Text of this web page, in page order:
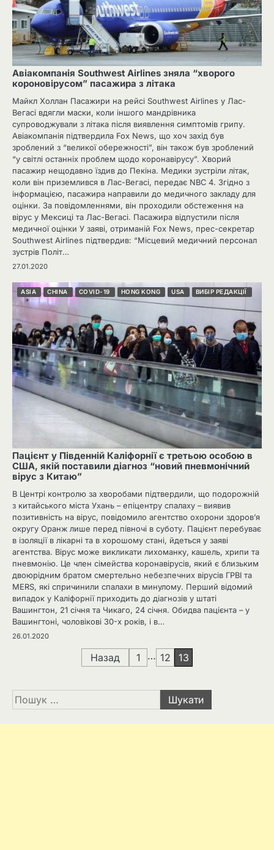
Авіакомпанія Southwest Airlines зняла “хворого
короновірусом” пасажира з літака
Майкл Холлан Пасажири на рейсі Southwest Airlines у Лас-
Вегасі вдягли маски, коли іншого мандрівника
супроводжували з літака після виявлення симптомів грипу.
Авіакомпанія підтвердила Fox News, що хоч захід був
зроблений з “великої обережності”, він також був зроблений
“у світлі останніх проблем щодо коронавірусу”. Хворий
пасажир нещодавно їздив до Пекіна. Медики зустріли літак,
коли він приземлився в Лас-Вегасі, передає NBC 4. Згідно з
інформацією, пасажира направили до медичного закладу для
оцінки. За повідомленнями, він проходили обстеження на
вірус у Мексиці та Лас-Вегасі. Пасажира відпустили після
медичної оцінки У заяві, отриманій Fox News, прес-секретар
Southwest Airlines підтвердив: “Місцевий медичний персонал
зустрів Політ…
27.01.2020
ASIA CHINA COVID-19 HONG KONG USA ВИБІР РЕДАКЦІЇ
Пацієнт у Південній Каліфорнії є третьою особою в
США, якій поставили діагноз “новий пневмонічний
вірус з Китаю”
В Центрі контролю за хворобами підтвердили, що подорожній
з китайського міста Ухань – епіцентру спалаху – виявив
позитивність на вірус, повідомило агентство охорони здоров’я
округу Оранж лише перед півночі в суботу. Пацієнт перебуває
в ізоляції в лікарні та в хорошому стані, йдеться у заяві
агентства. Вірус може викликати лихоманку, кашель, хрипи та
пневмонію. Це член сімейства коронавірусів, який є близьким
двоюрідним братом смертельно небезпечних вірусів ГРВІ та
MERS, які спричинили спалахи в минулому. Перший відомий
випадок у Каліфорнії приходить до діагнозів у штаті
Вашингтон, 21 січня та Чикаго, 24 січня. Обидва пацієнта – у
Вашингтоні, чоловікові 30-х років, і в…
26.01.2020
Назад 1 … 12 13
Пошук: